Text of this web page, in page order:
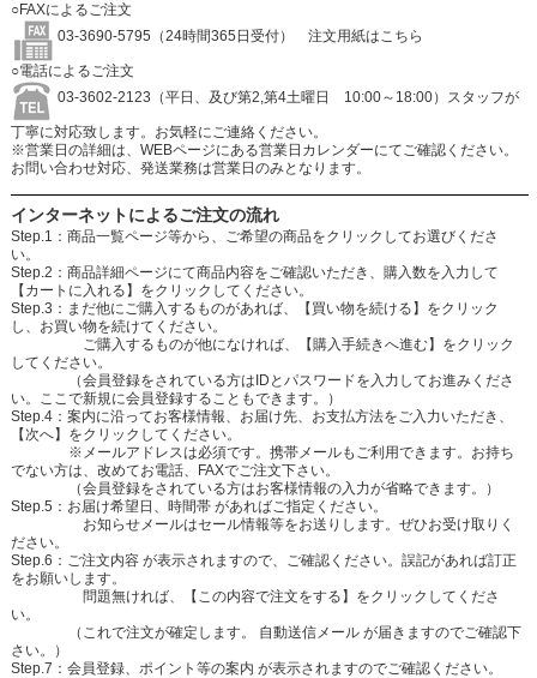
○FAXによるご注文
03-3690-5795（24時間365日受付）
注文用紙はこちら
○電話によるご注文
03-3602-2123（平日、及び第2,第4土曜日 10:00～18:00）スタッフが
丁寧に対応致します。お気軽にご連絡ください。
※営業日の詳細は、WEBページにある営業日カレンダーにてご確認ください。
お問い合わせ対応、発送業務は営業日のみとなります。
インターネットによるご注文の流れ
Step.1：商品一覧ページ等から、ご希望の商品をクリックしてお選びくださ
い。
Step.2：商品詳細ページにて商品内容をご確認いただき、購入数を入力して
【カートに入れる】をクリックしてください。
Step.3：まだ他にご購入するものがあれば、【買い物を続ける】をクリック
し、お買い物を続けてください。
ご購入するものが他になければ、【購入手続きへ進む】をクリック
してください。
（会員登録をされている方はIDとパスワードを入力してお進みくださ
い。ここで新規に会員登録することもできます。）
Step.4：案内に沿ってお客様情報、お届け先、お支払方法をご入力いただき、
【次へ】をクリックしてください。
※メールアドレスは必須です。携帯メールもご利用できます。お持ち
でない方は、改めてお電話、FAXでご注文下さい。
（会員登録をされている方はお客様情報の入力が省略できます。）
Step.5：お届け希望日、時間帯 があればご指定ください。
お知らせメールはセール情報等をお送りします。ぜひお受け取りく
ださい。
Step.6：ご注文内容 が表示されますので、ご確認ください。誤記があれば訂正
をお願いします。
問題無ければ、【この内容で注文をする】をクリックしてくださ
い。
（これで注文が確定します。 自動送信メール が届きますのでご確認下
さい。）
Step.7：会員登録、ポイント等の案内 が表示されますのでご確認ください。